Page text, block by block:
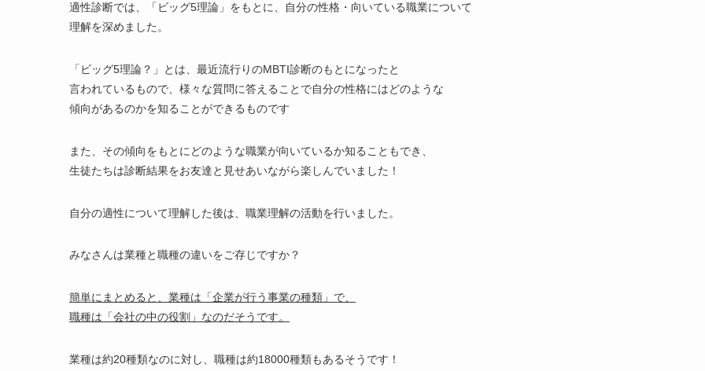
適性診断では、「ビッグ5理論」をもとに、自分の性格・向いている職業について
理解を深めました。
「ビッグ5理論？」とは、最近流行りのMBTI診断のもとになったと
言われているもので、様々な質問に答えることで自分の性格にはどのような
傾向があるのかを知ることができるものです
また、その傾向をもとにどのような職業が向いているか知ることもでき、
生徒たちは診断結果をお友達と見せあいながら楽しんでいました！
自分の適性について理解した後は、職業理解の活動を行いました。
みなさんは業種と職種の違いをご存じですか？
簡単にまとめると、業種は「企業が行う事業の種類」で、
職種は「会社の中の役割」なのだそうです。
業種は約20種類なのに対し、職種は約18000種類もあるそうです！